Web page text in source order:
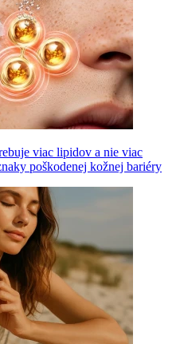
viac lipidov a nie viac
poškodenej kožnej bariéry